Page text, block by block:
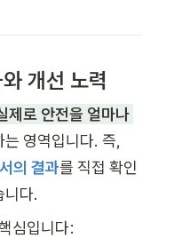
개선 노력
제로 안전을 얼마나
영역입니다. 즉,
의 결과를 직접 확인
니다.
심입니다: